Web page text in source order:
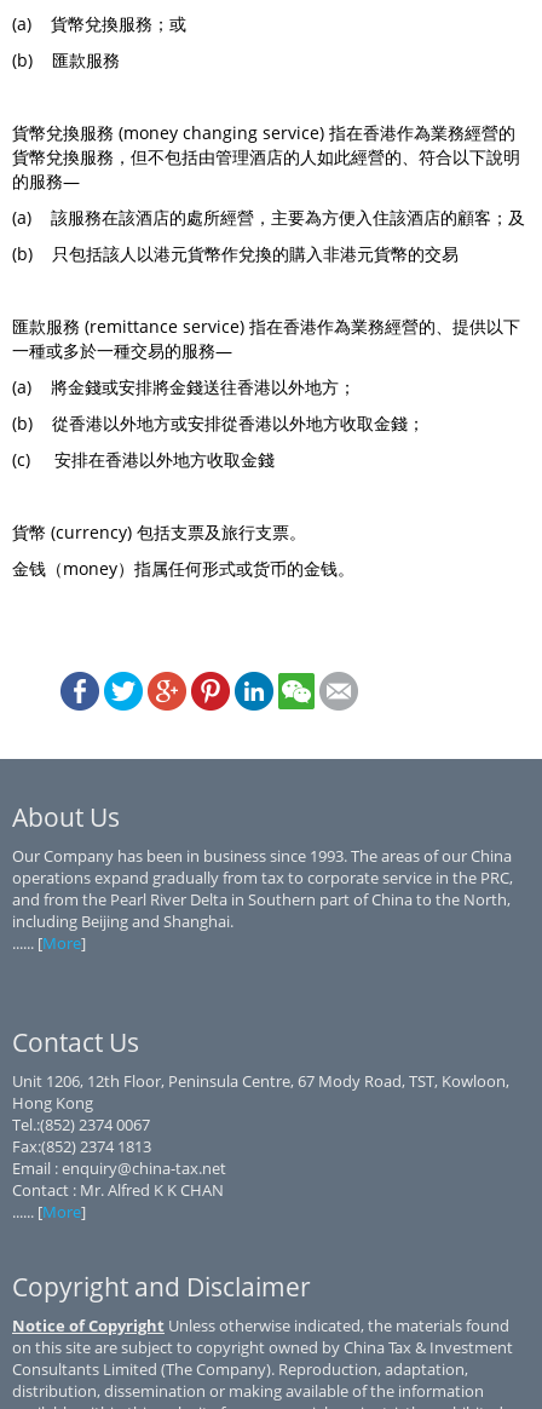
(a) 貨幣兌換服務；或
(b) 匯款服務
貨幣兌換服務 (money changing service) 指在香港作為業務經營的
貨幣兌換服務，但不包括由管理酒店的人如此經營的、符合以下說明
的服務—
(a) 該服務在該酒店的處所經營，主要為方便入住該酒店的顧客；及
(b) 只包括該人以港元貨幣作兌換的購入非港元貨幣的交易
匯款服務 (remittance service) 指在香港作為業務經營的、提供以下
一種或多於一種交易的服務—
(a) 將金錢或安排將金錢送往香港以外地方；
(b) 從香港以外地方或安排從香港以外地方收取金錢；
(c) 安排在香港以外地方收取金錢
貨幣 (currency) 包括支票及旅行支票。
金钱（money）指属任何形式或货币的金钱。
About Us
Our Company has been in business since 1993. The areas of our China
operations expand gradually from tax to corporate service in the PRC,
and from the Pearl River Delta in Southern part of China to the North,
including Beijing and Shanghai.
...... [More]
Contact Us
Unit 1206, 12th Floor, Peninsula Centre, 67 Mody Road, TST, Kowloon,
Hong Kong
Tel.:(852) 2374 0067
Fax:(852) 2374 1813
Email : enquiry@china-tax.net
Contact : Mr. Alfred K K CHAN
...... [More]
Copyright and Disclaimer
Notice of Copyright Unless otherwise indicated, the materials found
on this site are subject to copyright owned by China Tax & Investment
Consultants Limited (The Company). Reproduction, adaptation,
distribution, dissemination or making available of the information